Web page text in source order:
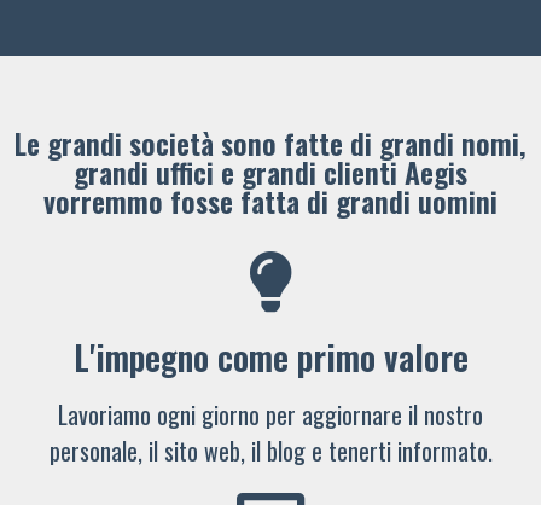
Le grandi società sono fatte di grandi nomi,
grandi uffici e grandi clienti ​Aegis
vorremmo fosse fatta di grandi uomini
L'impegno come primo valore
Lavoriamo ogni giorno per aggiornare il nostro
personale, il sito web, il blog e tenerti informato.